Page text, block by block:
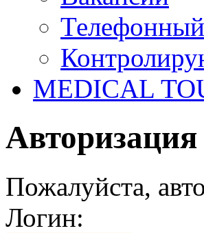
MEDICAL
Авторизация
Пожалуйста,
Логин: